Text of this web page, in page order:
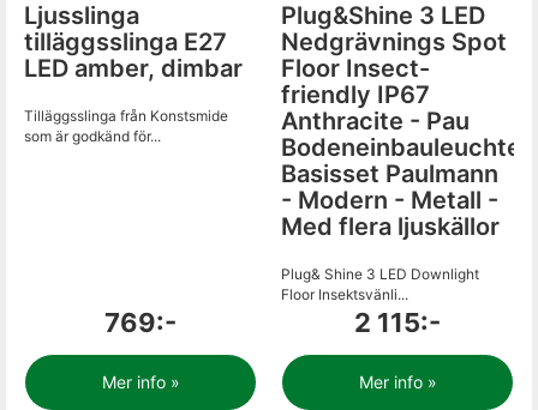
Ljusslinga
tilläggsslinga E27
LED amber, dimbar
Tilläggsslinga från Konstsmide
som är godkänd för...
769:-
Mer info »
Plug&Shine 3 LED
Nedgrävnings Spot
Floor Insect-
friendly IP67
Anthracite - Pau
Bodeneinbauleuchte
Basisset Paulmann
- Modern - Metall -
Med flera ljuskällor
Plug& Shine 3 LED Downlight
Floor Insektsvänli...
2 115:-
Mer info »